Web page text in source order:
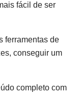
fácil de ser
ferramentas de
conseguir um
completo com